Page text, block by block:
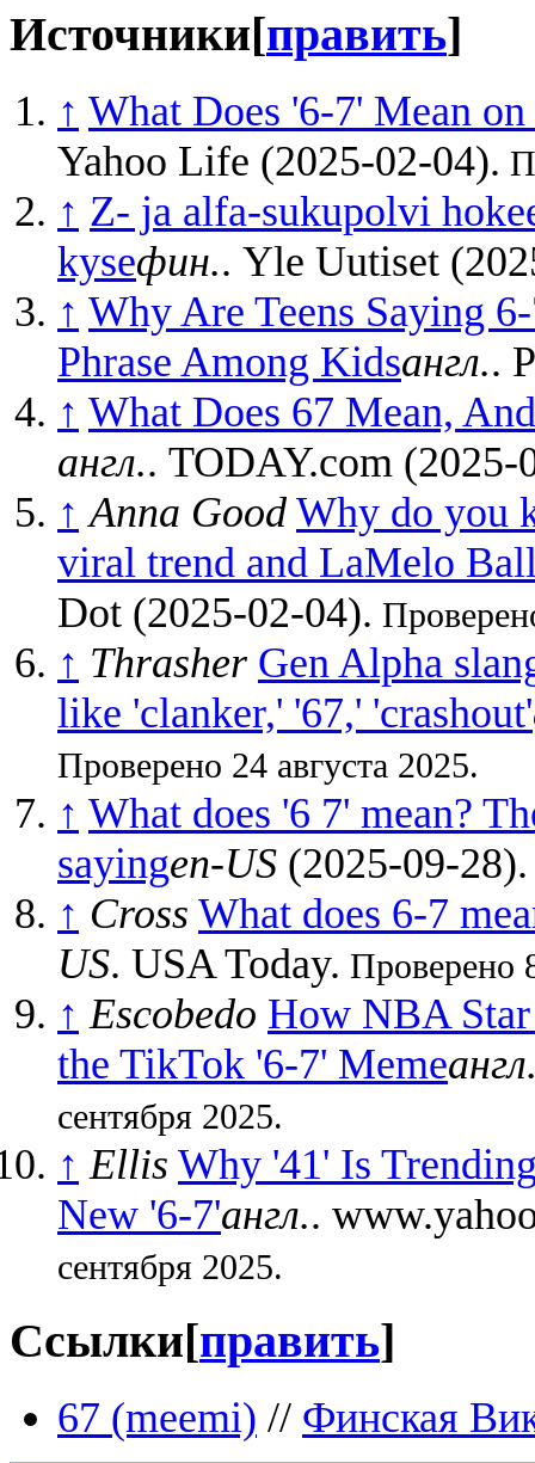
Источники[править]
↑ What Does '6-7' Mean
Yahoo Life (2025-02-04).
↑ Z- ja alfa-sukupolvi
kyseфин.. Yle Uutiset
↑ Why Are Teens Saying
Phrase Among Kidsангл..
↑ What Does 67 Mean,
англ.. TODAY.com (2025-
↑ Anna Good Why do you
viral trend and LaMelo
Dot (2025-02-04).
↑ Thrasher Gen Alpha
like 'clanker,' '67,' 'crashout'
Проверено 24 августа 2025.
↑ What does '6 7' mean?
sayingen-US (2025-09-28).
↑ Cross What does 6-7
US. USA Today. Проверено
↑ Escobedo How NBA
the TikTok '6-7' Meme
сентября 2025.
↑ Ellis Why '41' Is
New '6-7'англ..
сентября 2025.
Ссылки[править]
67 (meemi) // Финская